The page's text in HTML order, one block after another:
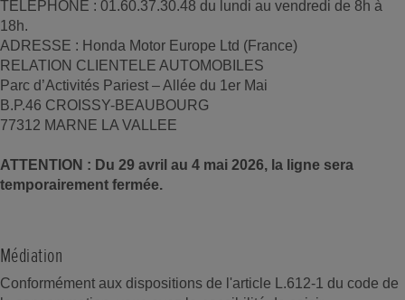
TELEPHONE : 01.60.37.30.48 du lundi au vendredi de 8h à
18h.
ADRESSE : Honda Motor Europe Ltd (France)
RELATION CLIENTELE AUTOMOBILES
Parc d’Activités Pariest – Allée du 1er Mai
B.P.46 CROISSY-BEAUBOURG
77312 MARNE LA VALLEE
ATTENTION : Du 29 avril au 4 mai 2026, la ligne sera
temporairement fermée.
Médiation
Conformément aux dispositions de l'article L.612-1 du code de